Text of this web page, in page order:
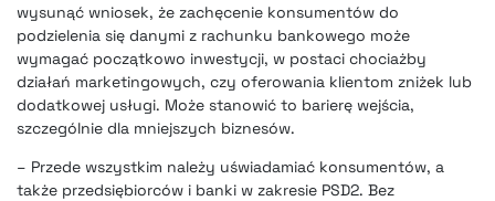
wysunąć wniosek, że zachęcenie konsumentów do
podzielenia się danymi z rachunku bankowego może
wymagać początkowo inwestycji, w postaci chociażby
działań marketingowych, czy oferowania klientom zniżek lub
dodatkowej usługi. Może stanowić to barierę wejścia,
szczególnie dla mniejszych biznesów.
– Przede wszystkim należy uświadamiać konsumentów, a
także przedsiębiorców i banki w zakresie PSD2. Bez